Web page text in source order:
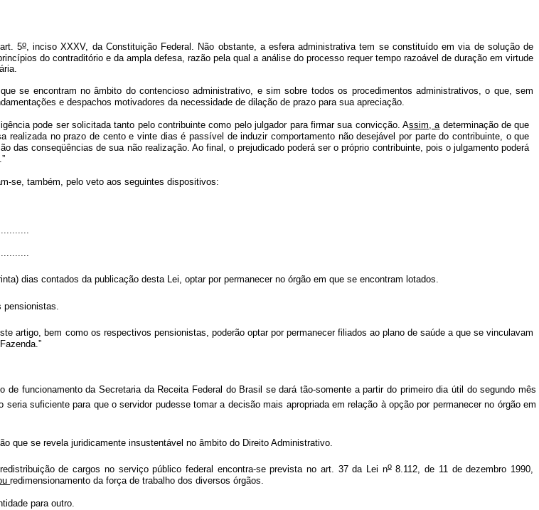
5o, inciso XXXV, da Constituição Federal. Não obstante, a esfera administrativa tem se constituído em via de solução de
do contraditório e da ampla defesa, razão pela qual a análise do processo requer tempo razoável de duração em virtude
se encontram no âmbito do contencioso administrativo, e sim sobre todos os procedimentos administrativos, o que, sem
e despachos motivadores da necessidade de dilação de prazo para sua apreciação.
pode ser solicitada tanto pelo contribuinte como pelo julgador para firmar sua convicção. Assim, a determinação de que
no prazo de cento e vinte dias é passível de induzir comportamento não desejável por parte do contribuinte, o que
das conseqüências de sua não realização. Ao final, o prejudicado poderá ser o próprio contribuinte, pois o julgamento poderá
também, pelo veto aos seguintes dispositivos:
dias contados da publicação desta Lei, optar por permanecer no órgão em que se encontram lotados.
artigo, bem como os respectivos pensionistas, poderão optar por permanecer filiados ao plano de saúde a que se vinculavam
da Secretaria da Receita Federal do Brasil se dará tão-somente a partir do primeiro dia útil do segundo mês
seria suficiente para que o servidor pudesse tomar a decisão mais apropriada em relação à opção por permanecer no órgão em
que se revela juridicamente insustentável no âmbito do Direito Administrativo.
de cargos no serviço público federal encontra-se prevista no art. 37 da Lei no8.112, de 11 de dezembro 1990,
redimensionamento da força de trabalho dos diversos órgãos.
para outro.